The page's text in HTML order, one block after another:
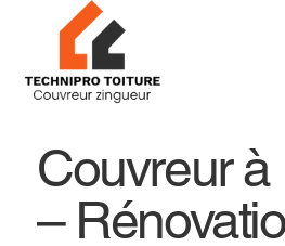
Couvreur
–